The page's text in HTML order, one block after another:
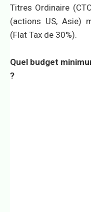
Titres Ordinaire
(actions US, Asie)
(Flat Tax de 30%).
Quel budget
?